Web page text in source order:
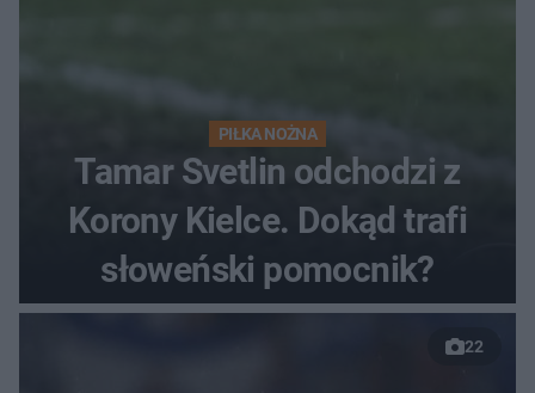
PIŁKA NOŻNA
Tamar Svetlin odchodzi z
Korony Kielce. Dokąd trafi
słoweński pomocnik?
22